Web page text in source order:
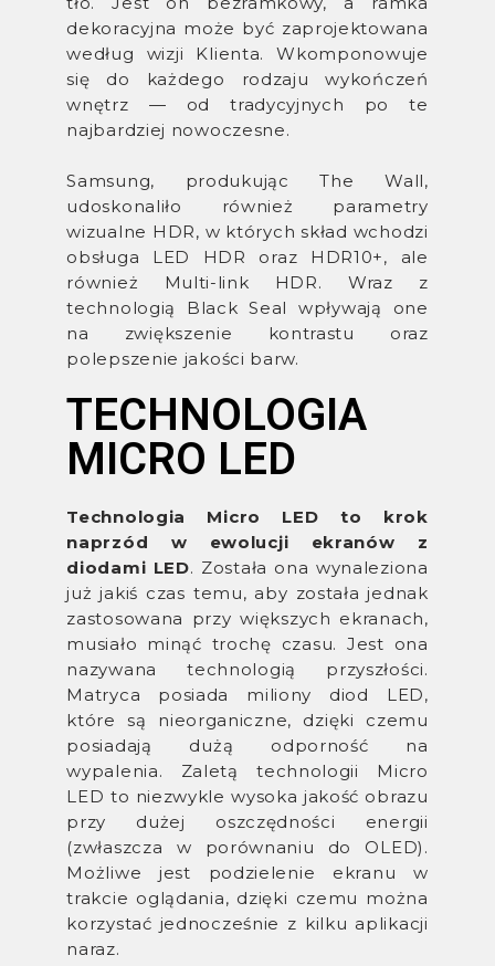
dekoracyjna może być zaprojektowana
według wizji Klienta. Wkomponowuje
się do każdego rodzaju wykończeń
wnętrz — od tradycyjnych po te
najbardziej nowoczesne.
Samsung, produkując The Wall,
udoskonaliło również parametry
wizualne HDR, w których skład wchodzi
obsługa LED HDR oraz HDR10+, ale
również Multi-link HDR. Wraz z
technologią Black Seal wpływają one
na zwiększenie kontrastu oraz
polepszenie jakości barw.
TECHNOLOGIA
MICRO LED
Technologia Micro LED to krok
naprzód w ewolucji ekranów z
diodami LED. Została ona wynaleziona
już jakiś czas temu, aby została jednak
zastosowana przy większych ekranach,
musiało minąć trochę czasu. Jest ona
nazywana technologią przyszłości.
Matryca posiada miliony diod LED,
które są nieorganiczne, dzięki czemu
posiadają dużą odporność na
wypalenia. Zaletą technologii Micro
LED to niezwykle wysoka jakość obrazu
przy dużej oszczędności energii
(zwłaszcza w porównaniu do OLED).
Możliwe jest podzielenie ekranu w
trakcie oglądania, dzięki czemu można
korzystać jednocześnie z kilku aplikacji
naraz.